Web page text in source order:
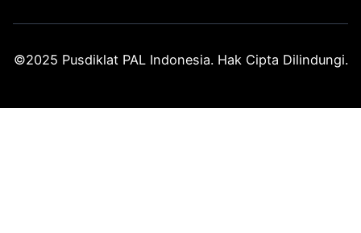
©2025 Pusdiklat PAL Indonesia. Hak Cipta Dilindungi.